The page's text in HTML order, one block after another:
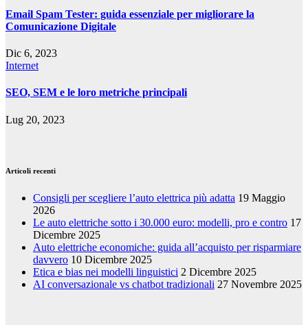
Email Spam Tester: guida essenziale per migliorare la
Comunicazione Digitale
Dic 6, 2023
Internet
SEO, SEM e le loro metriche principali
Lug 20, 2023
Articoli recenti
Consigli per scegliere l’auto elettrica più adatta 19 Maggio
2026
Le auto elettriche sotto i 30.000 euro: modelli, pro e contro 17
Dicembre 2025
Auto elettriche economiche: guida all’acquisto per risparmiare
davvero 10 Dicembre 2025
Etica e bias nei modelli linguistici 2 Dicembre 2025
AI conversazionale vs chatbot tradizionali 27 Novembre 2025